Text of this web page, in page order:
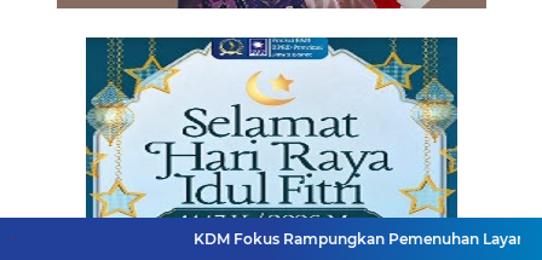
KDM Fokus Rampungkan Pemenuhan Layanan Dasar dan